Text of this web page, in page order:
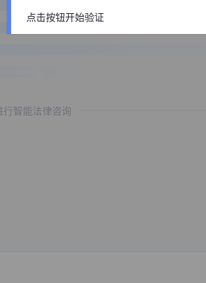
行智能法律咨询
点击按钮开始验证